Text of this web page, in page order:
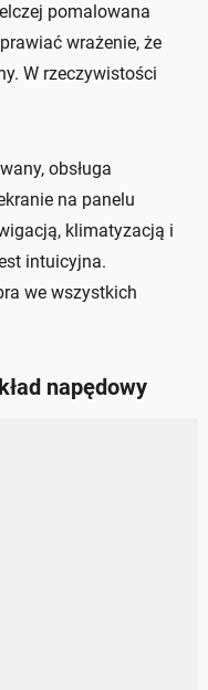
pomalowana
wrażenie, że
W rzeczywistości
obsługa
na panelu
klimatyzacją i
intuicyjna.
we wszystkich
napędowy